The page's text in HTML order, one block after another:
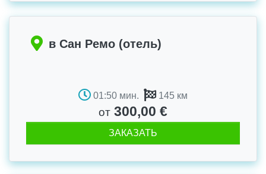
в Сан Ремо (отель)
01:50 мин. 145 км
от 300,00 €
ЗАКАЗАТЬ